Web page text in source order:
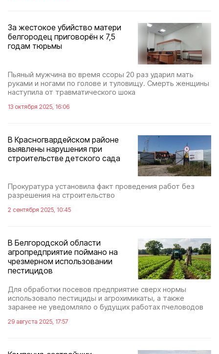
За жестокое убийство матери
белгородец приговорён к 7,5
годам тюрьмы
Пьяный мужчина во время ссоры 20 раз ударил мать
руками и ногами по голове и туловищу. Смерть женщины
наступила от травматического шока
13 октября 2025, 16:06
В Красногвардейском районе
выявлены нарушения при
строительстве детского сада
Прокуратура установила факт проведения работ без
разрешения на строительство
2 сентября 2025, 10:45
В Белгородской области
агропредприятие поймано на
чрезмерном использовании
пестицидов
Для обработки посевов предприятие сверх нормы
использовало пестициды и агрохимикаты, а также
заранее не уведомляло о будущих работах пчеловодов
29 августа 2025, 17:57